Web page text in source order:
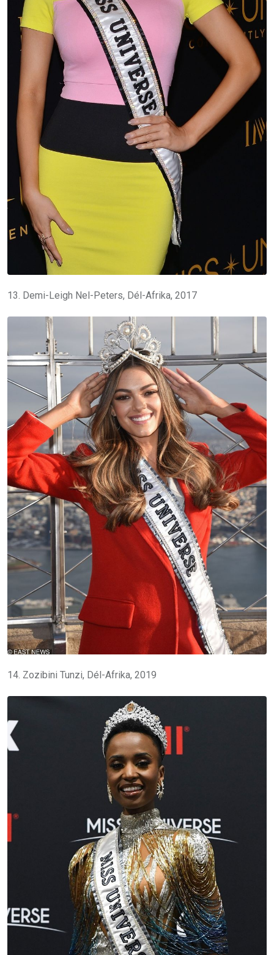
13. Demi-Leigh Nel-Peters, Dél-Afrika, 2017
14. Zozibini Tunzi, Dél-Afrika, 2019